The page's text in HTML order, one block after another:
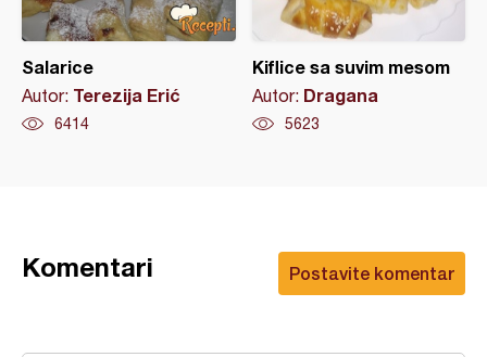
Salarice
Autor: Terezija Erić
6414
Kiflice sa suvim mesom
Autor: Dragana
5623
Postavite komentar
Komentari